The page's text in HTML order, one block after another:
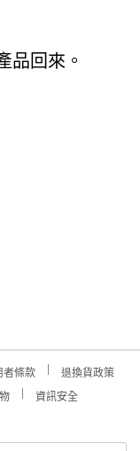
品回來。
者條款
退換貨政策
資訊安全